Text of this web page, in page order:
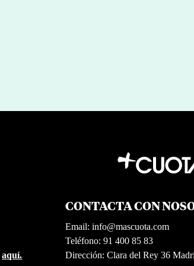
aquí.
CONTACTA CON
Email: info@mascuota.com
Teléfono: 91 400 85 83
Dirección: Clara del Rey 36